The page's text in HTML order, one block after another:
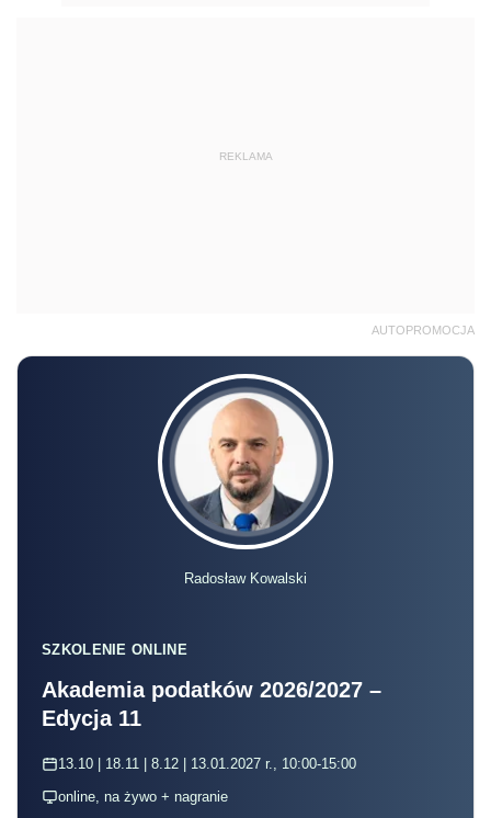
REKLAMA
AUTOPROMOCJA
Radosław Kowalski
SZKOLENIE ONLINE
Akademia podatków 2026/2027 –
Edycja 11
13.10 | 18.11 | 8.12 | 13.01.2027 r., 10:00-15:00
online, na żywo + nagranie